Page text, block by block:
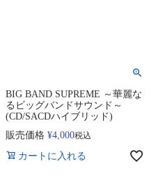
BIG BAND SUPREME ～華麗な
るビッグバンドサウンド～
(CD/SACDハイブリッド)
販売価格 ¥4,000税込
カートに入れる